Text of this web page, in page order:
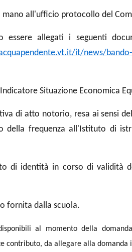
mano all'ufficio protocollo del
essere allegati i seguenti
it/news/
Situazione Economica
di atto notorio, resa ai sensi
della frequenza all'Istituto di
di identità in corso di validità
fornita dalla scuola.
al momento della
contributo, da allegare alla domanda